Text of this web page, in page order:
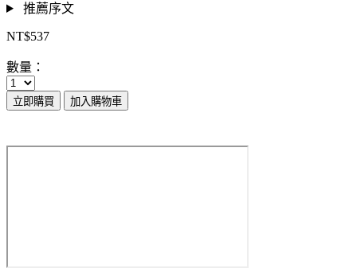
推薦序文
NT$537
數量：
立即購買 加入購物車